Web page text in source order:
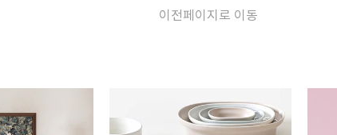
이전페이지로 이동